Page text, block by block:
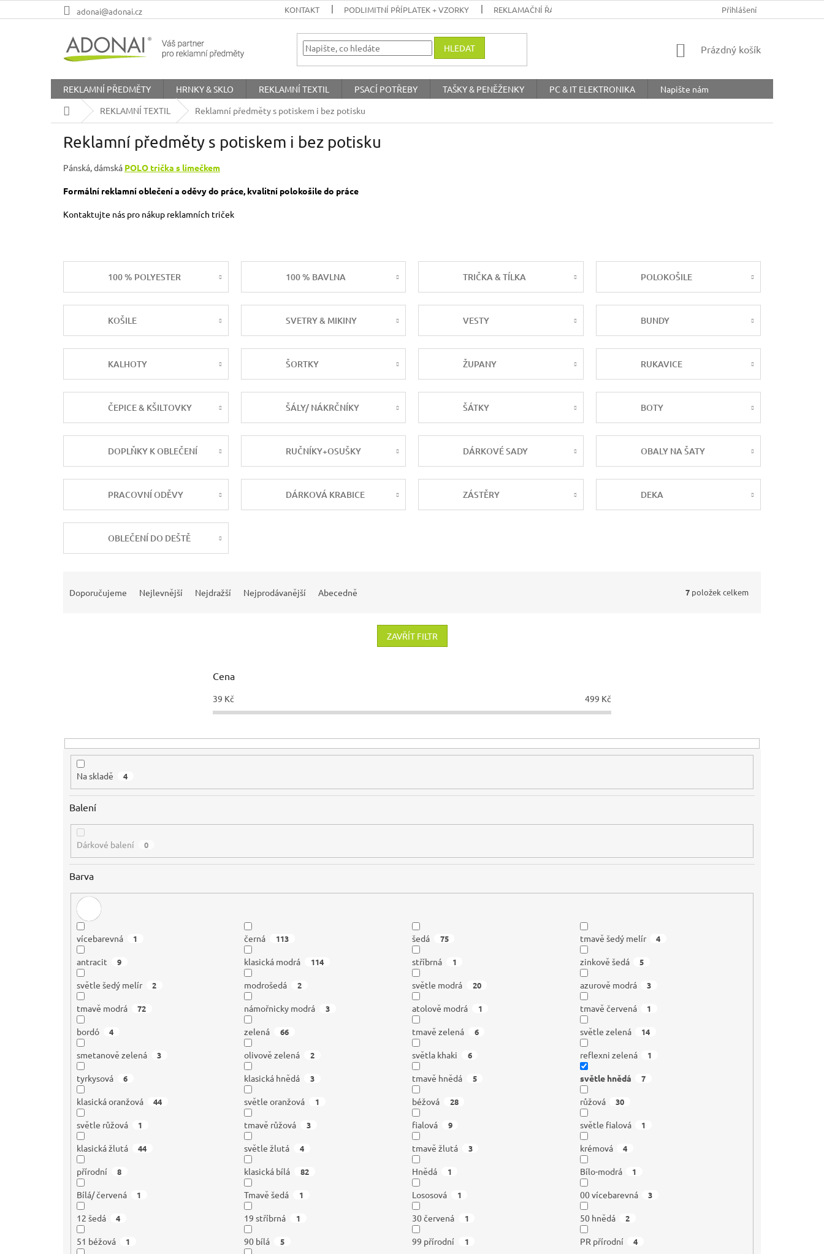
na
adonai@adonai.cz KONTAKT PODLIMITNÍ PŘÍPLATEK + VZORKY REKLAMAČNÍ ŘÁD COOKIES OCHRANA
Přihlášení
HLEDAT
NÁKUPNÍ
Prázdný košík
REKLAMNÍ PŘEDMĚTY HRNKY & SKLO REKLAMNÍ TEXTIL PSACÍ POTŘEBY TAŠKY & PENĚŽENKY PC & IT ELEKTRONIKA
Napište nám
Domů
REKLAMNÍ TEXTIL Reklamní předměty s potiskem i bez potisku
Reklamní předměty s potiskem i bez potisku
Pánská, dámská POLO trička s límečkem
Formální reklamní oblečení a oděvy do práce, kvalitní polokošile do práce
Kontaktujte nás pro nákup reklamních triček
100 % POLYESTER 100 % BAVLNA TRIČKA & TÍLKA POLOKOŠILE
KOŠILE SVETRY & MIKINY VESTY BUNDY
KALHOTY ŠORTKY ŽUPANY RUKAVICE
ČEPICE & KŠILTOVKY ŠÁLY/ NÁKRČNÍKY ŠÁTKY BOTY
DOPLŇKY K OBLEČENÍ RUČNÍKY+OSUŠKY DÁRKOVÉ SADY OBALY NA ŠATY
PRACOVNÍ ODĚVY DÁRKOVÁ KRABICE ZÁSTĚRY DEKA
OBLEČENÍ DO DEŠTĚ
t
ů
Doporučujeme Nejlevnější Nejdražší Nejprodávanější Abecedně 7 položek celkem
ZAVŘÍT FILTR
Cena
39 Kč 499 Kč
Na skladě 4
Balení
Dárkové balení 0
Barva
vícebarevná 1 černá 113 šedá 75 tmavě šedý melír 4
antracit 9 klasická modrá 114 stříbrná 1 zinkově šedá 5
světle šedý melír 2 modrošedá 2 světle modrá 20 azurově modrá 3
tmavě modrá 72 námořnicky modrá 3 atolově modrá 1 tmavě červená 1
bordó 4 zelená 66 tmavě zelená 6 světle zelená 14
smetanově zelená 3 olivově zelená 2 světla khaki 6 reflexni zelená 1
tyrkysová 6 klasická hnědá 3 tmavě hnědá 5 světle hnědá 7
klasická oranžová 44 světle oranžová 1 béžová 28 růžová 30
světle růžová 1 tmavě růžová 3 fialová 9 světle fialová 1
klasická žlutá 44 světle žlutá 4 tmavě žlutá 3 krémová 4
přírodní 8 klasická bílá 82 Hnědá 1 Bílo-modrá 1
Bílá/ červená 1 Tmavě šedá 1 Lososová 1 00 vícebarevná 3
12 šedá 4 19 stříbrná 1 30 červená 1 50 hnědá 2
51 béžová 1 90 bílá 5 99 přírodní 1 PR přírodní 4